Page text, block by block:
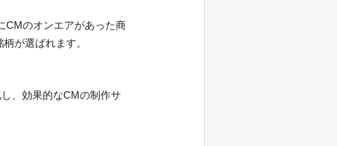
CMのオンエアがあった商
が選ばれます。
、効果的なCMの制作サ